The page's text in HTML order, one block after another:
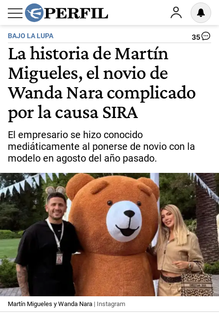
BAJO LA LUPA 35
La historia de Martín
Migueles, el novio de
Wanda Nara complicado
por la causa SIRA
El empresario se hizo conocido
mediáticamente al ponerse de novio con la
modelo en agosto del año pasado.
Martín Migueles y Wanda Nara | Instagram